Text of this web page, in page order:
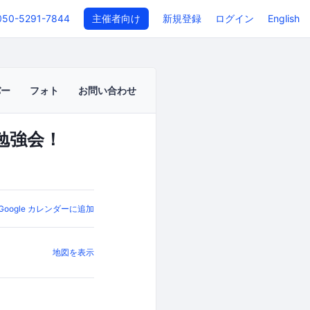
5291-7844 主催者向け 新規登録 ログイン English
フォト お問い合わせ
会！
カレンダーに追加
地図を表示